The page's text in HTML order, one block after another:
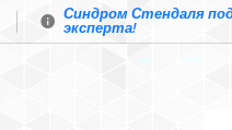
Синдром Стендаля
эксперта!